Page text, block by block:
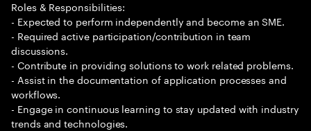
Roles & Responsibilities:
- Expected to perform independently and become an SME.
- Required active participation/contribution in team
discussions.
- Contribute in providing solutions to work related problems.
- Assist in the documentation of application processes and
workflows.
- Engage in continuous learning to stay updated with industry
trends and technologies.